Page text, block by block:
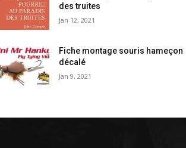
des truites
Jan 12, 2021
Fiche montage souris hameçon
décalé
Jan 9, 2021